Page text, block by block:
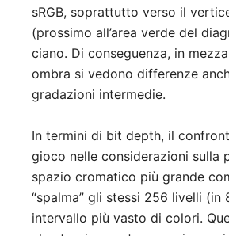
sRGB, soprattutto verso il
(prossimo all’area verde del
ciano. Di conseguenza, in
ombra si vedono differenze
gradazioni intermedie.
In termini di bit depth, il
gioco nelle considerazioni sulla
spazio cromatico più grande
“spalma” gli stessi 256 livelli (in
intervallo più vasto di colori.